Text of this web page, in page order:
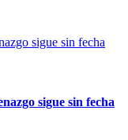
sigue sin fecha